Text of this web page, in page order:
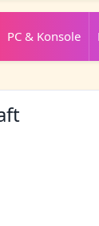
PC & Konsole